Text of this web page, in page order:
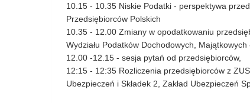
10.15 - 10.35 Niskie Podatki - perspektywa
Przedsiębiorców Polskich
10.35 - 12.00 Zmiany w opodatkowaniu
Wydziału Podatków Dochodowych,
12.00 -12.15 - sesja pytań od przedsiębiorców,
12:15 - 12:35 Rozliczenia przedsiębiorców z
Ubezpieczeń i Składek 2, Zakład Ubezpieczeń